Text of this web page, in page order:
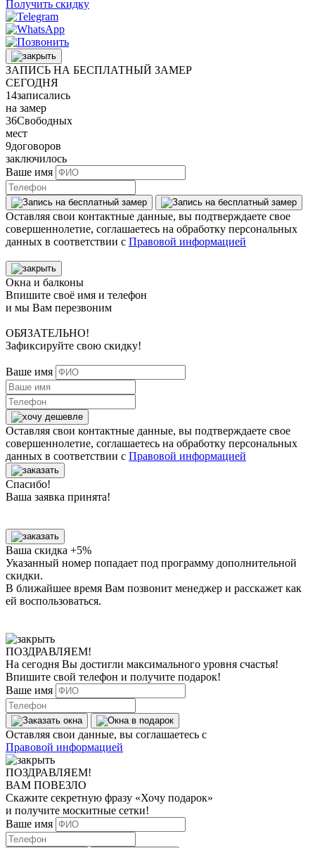
Получить скидку
ЗАПИСЬ НА БЕСПЛАТНЫЙ ЗАМЕР
СЕГОДНЯ
14записались
на замер
36Свободных
мест
9договоров
заключилось
Ваше имя
Оставляя свои контактные данные, вы подтверждаете свое
совершеннолетие, соглашаетесь на обработку персональных
данных в соответствии с Правовой информацией
Окна и балконы
Впишите своё имя и телефон
и мы Вам перезвоним
ОБЯЗАТЕЛЬНО!
Зафиксируйте свою скидку!
Ваше имя
Оставляя свои контактные данные, вы подтверждаете свое
совершеннолетие, соглашаетесь на обработку персональных
данных в соответствии с Правовой информацией
Спасибо!
Ваша заявка принята!
Ваша скидка +5%
Указанный номер попадает под программу дополнительной
скидки.
В ближайшее время Вам позвонит менеджер и расскажет как
ей воспользоваться.
ПОЗДРАВЛЯЕМ!
На сегодня Вы достигли максимального уровня счастья!
Впишите свой телефон и получите подарок!
Ваше имя
Оставляя свои данные, вы соглашаетесь с
Правовой информацией
ПОЗДРАВЛЯЕМ!
ВАМ ПОВЕЗЛО
Скажите секретную фразу «Хочу подарок»
и получите москитные сетки!
Ваше имя